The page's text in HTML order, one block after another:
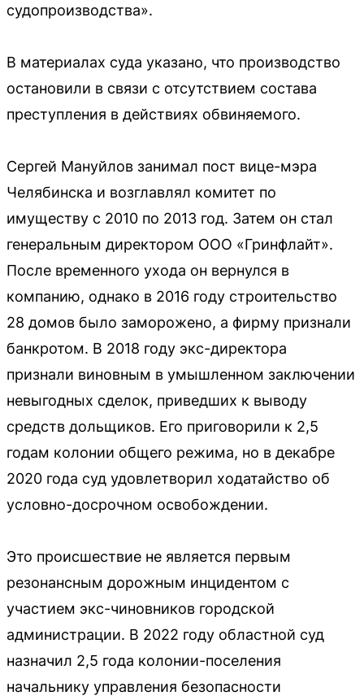
судопроизводства».
В материалах суда указано, что производство
остановили в связи с отсутствием состава
преступления в действиях обвиняемого.
Сергей Мануйлов занимал пост вице-мэра
Челябинска и возглавлял комитет по
имуществу с 2010 по 2013 год. Затем он стал
генеральным директором ООО «Гринфлайт».
После временного ухода он вернулся в
компанию, однако в 2016 году строительство
28 домов было заморожено, а фирму признали
банкротом. В 2018 году экс-директора
признали виновным в умышленном заключении
невыгодных сделок, приведших к выводу
средств дольщиков. Его приговорили к 2,5
годам колонии общего режима, но в декабре
2020 года суд удовлетворил ходатайство об
условно-досрочном освобождении.
Это происшествие не является первым
резонансным дорожным инцидентом с
участием экс-чиновников городской
администрации. В 2022 году областной суд
назначил 2,5 года колонии-поселения
начальнику управления безопасности